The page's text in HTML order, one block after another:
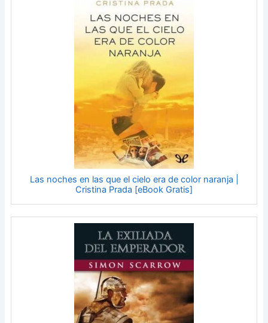
Las noches en las que el cielo era de color naranja |
Cristina Prada [eBook Gratis]